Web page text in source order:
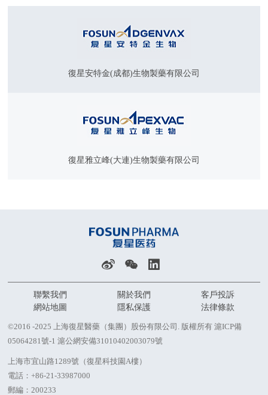
復星安特金(成都)生物製藥有限公司
復星雅立峰(大連)生物製藥有限公司
聯繫我們 關於我們
客戶投訴
網站地圖
隱私保護 法律條款
©2016 -2025 上海復星醫藥（集團）股份有限公司. 版權所有滬ICP備
05064281號-1 滬公網安備31010402003079號
上海市宜山路1289號（復星科技園A樓）
電話：+86-21-33987000
郵編：200233